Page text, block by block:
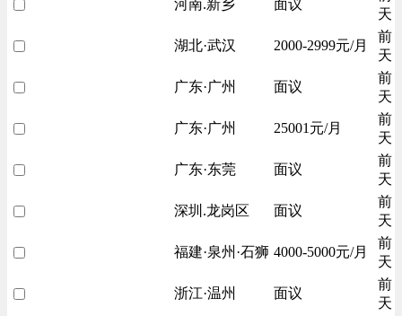
河南.新乡 面议
天
湖北·武汉 2000-2999元/月
前
天
广东·广州 面议
前
天
广东·广州 25001元/月
前
天
广东·东莞 面议
前
天
深圳.龙岗区 面议
前
天
福建·泉州·石狮 4000-5000元/月
前
天
浙江·温州 面议
前
天